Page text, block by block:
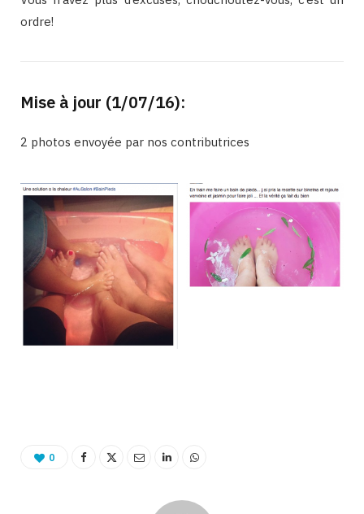
ordre!
Mise à jour (1/07/16):
2 photos envoyée par nos contributrices
0